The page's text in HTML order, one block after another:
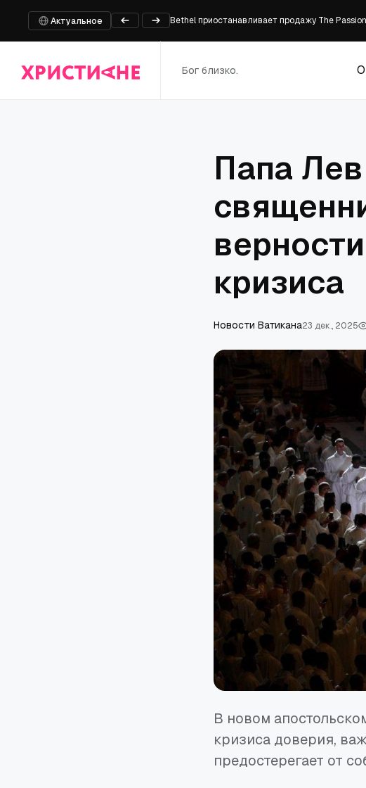
Актуальное
Пастор и еще шесть человек казнены без
На границе России и Белоруссии встретили
Встреча директора Патриаршей
Бог близко.
О
Папа
кризиса
Новости Ватикана23 дек., 2025
В новом
кризиса доверия,
предостерегает от